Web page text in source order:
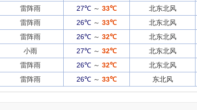
雷阵雨 27℃ ～ 33℃
北东北风
雷阵雨 26℃ ～ 33℃
北东北风
雷阵雨 26℃ ～ 32℃
北东北风
小雨 27℃ ～ 32℃
北东北风
雷阵雨 26℃ ～ 32℃
北东北风
雷阵雨 26℃ ～ 33℃ 东北风